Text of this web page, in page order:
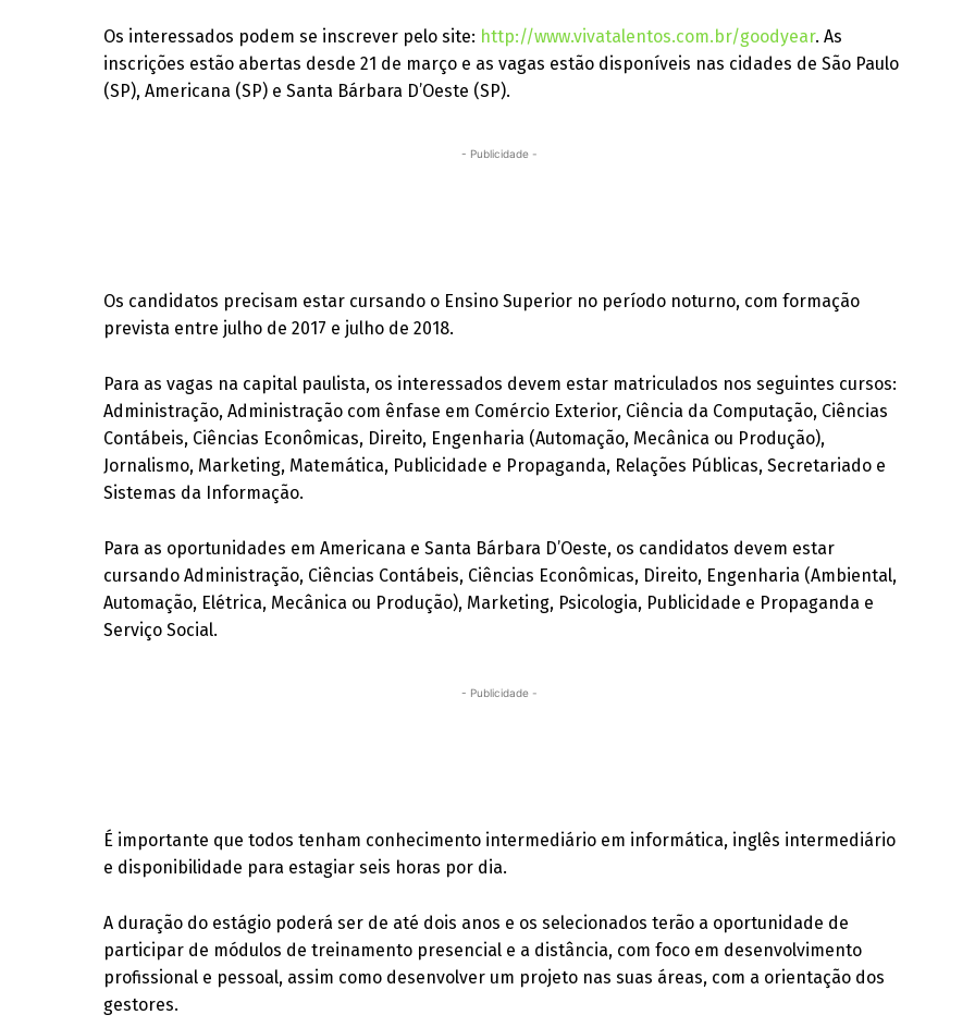
Os interessados podem se inscrever pelo site: http://www.vivatalentos.com.br/goodyear. As
inscrições estão abertas desde 21 de março e as vagas estão disponíveis nas cidades de São Paulo
(SP), Americana (SP) e Santa Bárbara D’Oeste (SP).
- Publicidade -
Os candidatos precisam estar cursando o Ensino Superior no período noturno, com formação
prevista entre julho de 2017 e julho de 2018.
Para as vagas na capital paulista, os interessados devem estar matriculados nos seguintes cursos:
Administração, Administração com ênfase em Comércio Exterior, Ciência da Computação, Ciências
Contábeis, Ciências Econômicas, Direito, Engenharia (Automação, Mecânica ou Produção),
Jornalismo, Marketing, Matemática, Publicidade e Propaganda, Relações Públicas, Secretariado e
Sistemas da Informação.
Para as oportunidades em Americana e Santa Bárbara D’Oeste, os candidatos devem estar
cursando Administração, Ciências Contábeis, Ciências Econômicas, Direito, Engenharia (Ambiental,
Automação, Elétrica, Mecânica ou Produção), Marketing, Psicologia, Publicidade e Propaganda e
Serviço Social.
- Publicidade -
É importante que todos tenham conhecimento intermediário em informática, inglês intermediário
e disponibilidade para estagiar seis horas por dia.
A duração do estágio poderá ser de até dois anos e os selecionados terão a oportunidade de
participar de módulos de treinamento presencial e a distância, com foco em desenvolvimento
profissional e pessoal, assim como desenvolver um projeto nas suas áreas, com a orientação dos
gestores.